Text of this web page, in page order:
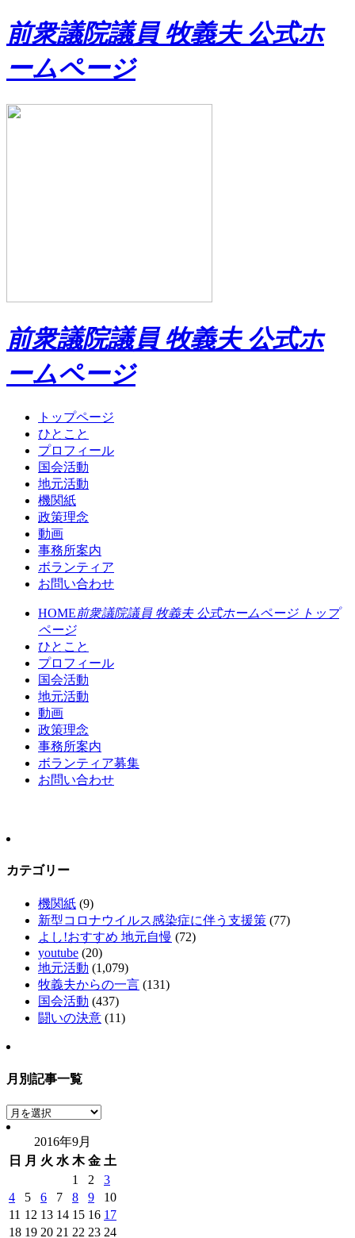
前衆議院議員 牧義夫 公式ホ
ームページ
前衆議院議員 牧義夫 公式ホ
ームページ
トップページ
ひとこと
プロフィール
国会活動
地元活動
機関紙
政策理念
動画
事務所案内
ボランティア
お問い合わせ
HOME前衆議院議員 牧義夫 公式ホームページ トップ
ページ
ひとこと
プロフィール
国会活動
地元活動
動画
政策理念
事務所案内
ボランティア募集
お問い合わせ
カテゴリー
機関紙 (9)
新型コロナウイルス感染症に伴う支援策 (77)
よし!おすすめ 地元自慢 (72)
youtube (20)
地元活動 (1,079)
牧義夫からの一言 (131)
国会活動 (437)
闘いの決意 (11)
月別記事一覧
月
別
事
覧
2016年9月
日
月 火 水 木 金 土
1
2
3
4
5 6 7 8 9
10
11 12 13 14 15 16 17
18 19 20 21 22 23 24